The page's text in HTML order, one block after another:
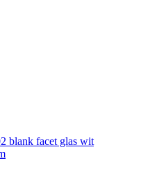
blank facet glas wit